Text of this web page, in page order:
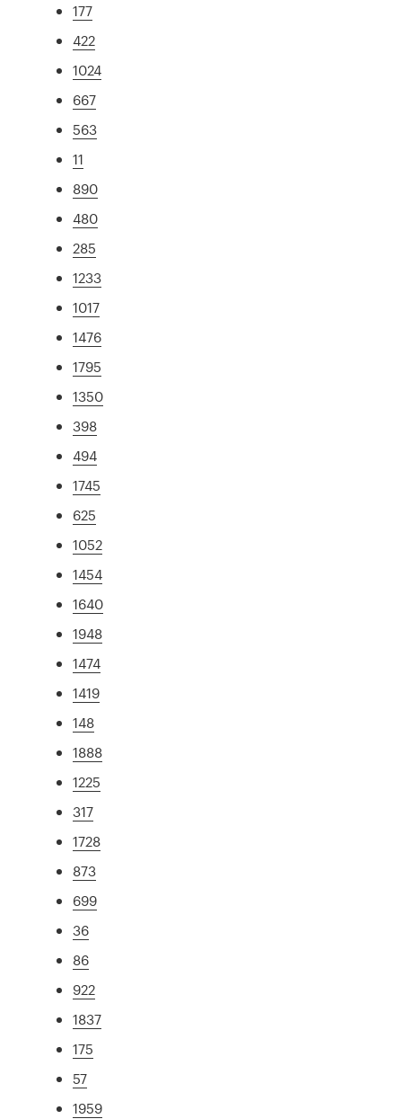
177
422
1024
667
563
11
890
480
285
1233
1017
1476
1795
1350
398
494
1745
625
1052
1454
1640
1948
1474
1419
148
1888
1225
317
1728
873
699
36
86
922
1837
175
57
1959